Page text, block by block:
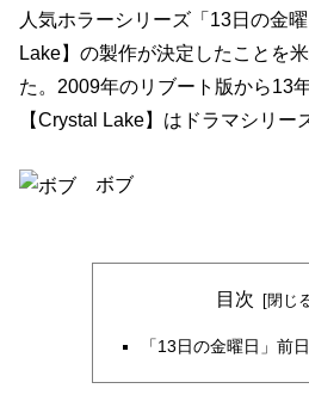
人気ホラーシリーズ「13日の金
Lake】の製作が決定したことを
た。2009年のリブート版から13
【Crystal Lake】はドラマシリー
ボブ
目次
「13日の金曜日」前